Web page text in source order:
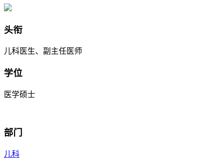
头衔
儿科医生、副主任医师
学位
医学硕士
部门
儿科